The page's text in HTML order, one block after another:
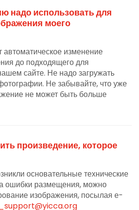
надо использовать для
моего
изменение
до подходящего для
сайте. Не надо загружать
Не забывайте, что уже
не может быть больше
произведение, которое
основательные технические
ошибки размещения, можно
изображения, посылая е-